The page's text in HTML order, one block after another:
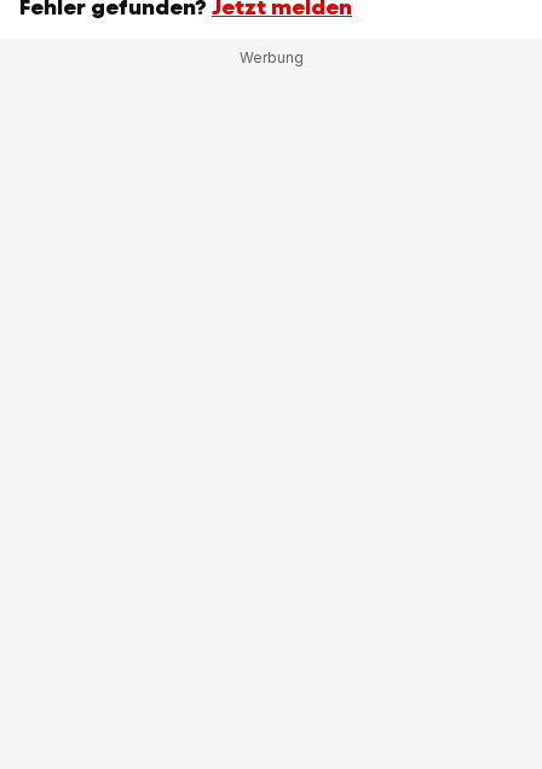
Fehler gefunden? Jetzt melden